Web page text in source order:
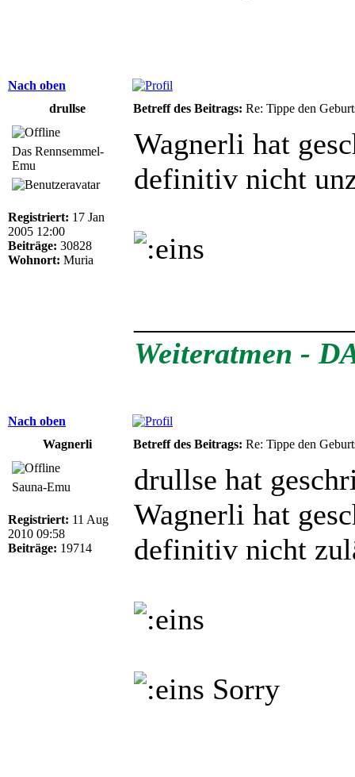
Nach oben
drullse
Betreff des Beitrags: Re: Tippe den
Das Rennsemmel-
Emu
Registriert: 17 Jan
2005 12:00
Beiträge: 30828
Wohnort: Muria
Wagnerli hat
definitiv nicht
Weiteratmen -
Nach oben
Wagnerli
Betreff des Beitrags: Re: Tippe den
Sauna-Emu
Registriert: 11 Aug
2010 09:58
Beiträge: 19714
drullse hat
Wagnerli hat
definitiv nicht
Sorry